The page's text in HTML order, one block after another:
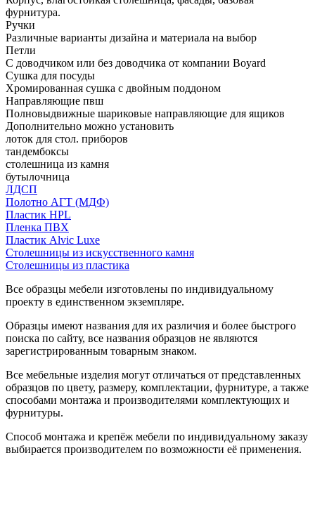
фурнитура.
Ручки
Различные варианты дизайна и материала на выбор
Петли
С доводчиком или без доводчика от компании Boyard
Сушка для посуды
Хромированная сушка с двойным поддоном
Направляющие пвш
Полновыдвижные шариковые направляющие для ящиков
Дополнительно можно установить
лоток для стол. приборов
тандембоксы
столешница из камня
бутылочница
ЛДСП
Полотно АГТ (МДФ)
Пластик HPL
Пленка ПВХ
Пластик Alvic Luxe
Столешницы из искусственного камня
Столешницы из пластика
Все образцы мебели изготовлены по индивидуальному
проекту в единственном экземпляре.
Образцы имеют названия для их различия и более быстрого
поиска по сайту, все названия образцов не являются
зарегистрированным товарным знаком.
Все мебельные изделия могут отличаться от представленных
образцов по цвету, размеру, комплектации, фурнитуре, а также
способами монтажа и производителями комплектующих и
фурнитуры.
Способ монтажа и крепёж мебели по индивидуальному заказу
выбирается производителем по возможности её применения.